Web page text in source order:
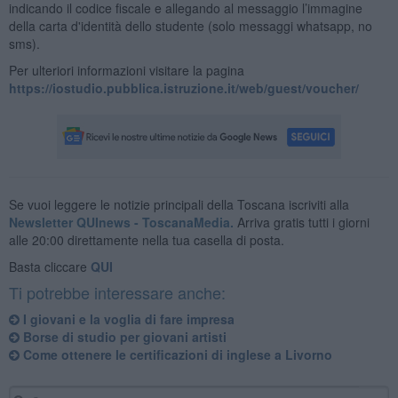
indicando il codice fiscale e allegando al messaggio l’immagine
della carta d'identità dello studente (solo messaggi whatsapp, no
sms).
Per ulteriori informazioni visitare la pagina
https://iostudio.pubblica.istruzione.it/web/guest/voucher/
Se vuoi leggere le notizie principali della Toscana iscriviti alla
Newsletter QUInews - ToscanaMedia. Arriva gratis tutti i giorni
alle 20:00 direttamente nella tua casella di posta.
Basta cliccare QUI
Ti potrebbe interessare anche:
I giovani e la voglia di fare impresa
Borse di studio per giovani artisti
Come ottenere le certificazioni di inglese a Livorno